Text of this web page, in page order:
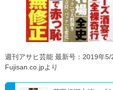
週刊アサヒ芸能 最新号：2019年
Fujisan.co.jpより